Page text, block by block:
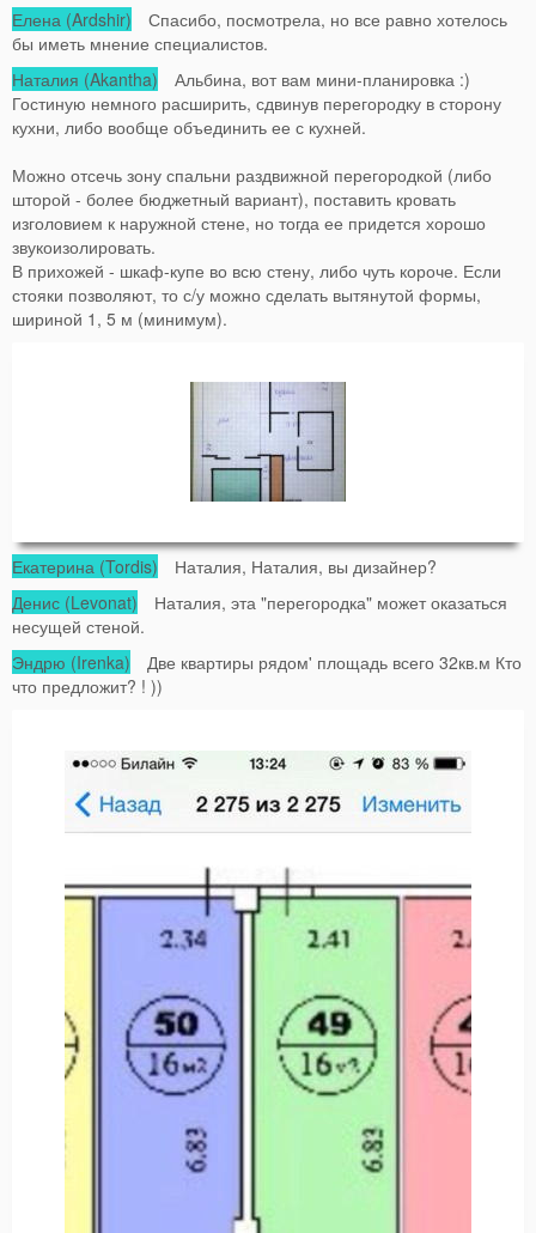
Елена (Ardshir) Спасибо, посмотрела, но все равно хотелось
бы иметь мнение специалистов.
Наталия (Akantha) Альбина, вот вам мини-планировка :)
Гостиную немного расширить, сдвинув перегородку в сторону
кухни, либо вообще объединить ее с кухней.
Можно отсечь зону спальни раздвижной перегородкой (либо
шторой - более бюджетный вариант), поставить кровать
изголовием к наружной стене, но тогда ее придется хорошо
звукоизолировать.
В прихожей - шкаф-купе во всю стену, либо чуть короче. Если
стояки позволяют, то с/у можно сделать вытянутой формы,
шириной 1, 5 м (минимум).
Екатерина (Tordis) Наталия, Наталия, вы дизайнер?
Денис (Levonat) Наталия, эта "перегородка" может оказаться
несущей стеной.
Эндрю (Irenka) Две квартиры рядом' площадь всего 32кв.м Кто
что предложит? ! ))